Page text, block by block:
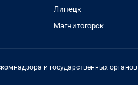
Липецк
Магнитогорск
и государственных органов